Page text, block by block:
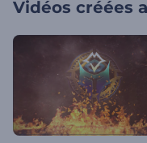
Vidéos créées